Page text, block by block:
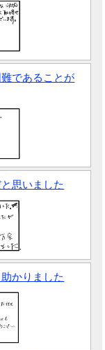
であることが
思いました
かりました